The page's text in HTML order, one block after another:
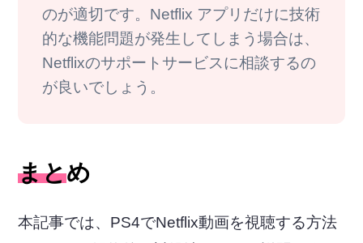
のが適切です。Netflix アプリだけに技術
的な機能問題が発生してしまう場合は、
Netflixのサポートサービスに相談するの
が良いでしょう。
まとめ
本記事では、PS4でNetflix動画を視聴する方法